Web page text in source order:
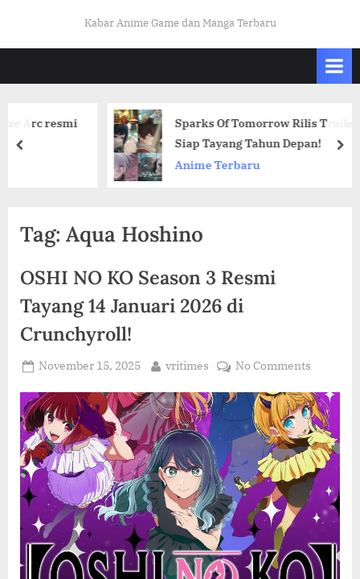
K
A
U
I
N
D
O
.
C
M
Kabar Anime Game dan Manga Terbaru
resmi
Sparks Of Tomorrow Rilis Trailer
Siap Tayang Tahun Depan!
Anime Terbaru
prev
Tag: Aqua Hoshino
OSHI NO KO Season 3 Resmi
Tayang 14 Januari 2026 di
Crunchyroll!
Posted
November 15, 2025 By
vritimes No Commentson
NO
KO
Season
3
Resmi
Tayang
14
2026
di